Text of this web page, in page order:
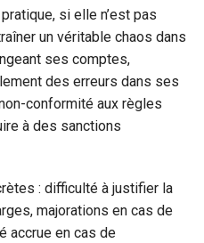
si elle n’est pas
un véritable chaos dans
ses comptes,
des erreurs dans ses
conformité aux règles
à des sanctions
: difficulté à justifier la
majorations en cas de
accrue en cas de